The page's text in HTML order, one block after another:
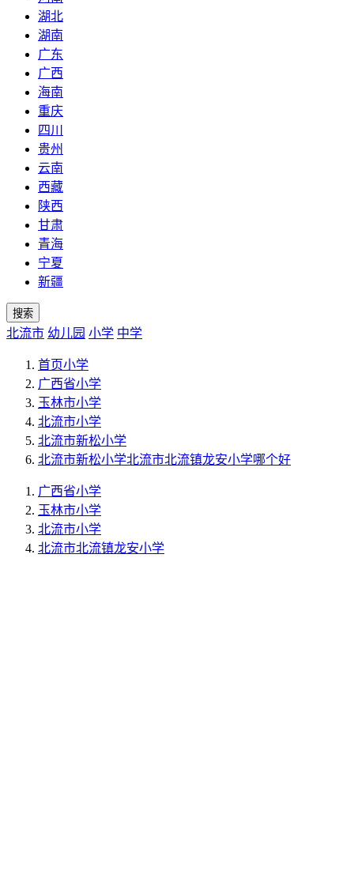
湖北
湖南
广东
广西
海南
重庆
四川
贵州
云南
西藏
陕西
甘肃
青海
宁夏
新疆
搜索
北流市 幼儿园 小学 中学
首页小学
广西省小学
玉林市小学
北流市小学
北流市新松小学
北流市新松小学北流市北流镇龙安小学哪个好
广西省小学
玉林市小学
北流市小学
北流市北流镇龙安小学